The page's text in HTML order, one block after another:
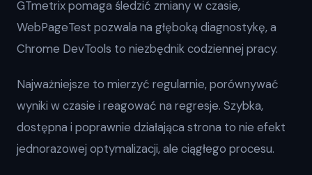
GTmetrix pomaga śledzić zmiany w czasie,
WebPageTest pozwala na głęboką diagnostykę, a
Chrome DevTools to niezbędnik codziennej pracy.
Najważniejsze to mierzyć regularnie, porównywać
wyniki w czasie i reagować na regresje. Szybka,
dostępna i poprawnie działająca strona to nie efekt
jednorazowej optymalizacji, ale ciągłego procesu.